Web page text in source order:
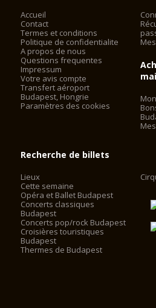
Accueil
Contact
Termes et conditions
Politique de confidentialite
A propos de nous
Questions frequentes
Impressum
Votre avis compte
Transfert aéroport
Budapest, Hongrie
Paramètres des cookies
Recherche de billets
Lieux
Cette semaine
Opéra et Ballet Budapest
Concerts classiques
Budapest
Concerts pop/rock Budapest
Croisières touristiques
Budapest
Thermes de Budapest